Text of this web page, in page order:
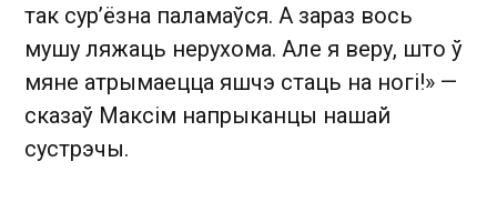
так сур’ёзна паламаўся. А зараз вось
мушу ляжаць нерухома. Але я веру, што ў
мяне атрымаецца яшчэ стаць на ногі!» —
сказаў Максім напрыканцы нашай
сустрэчы.